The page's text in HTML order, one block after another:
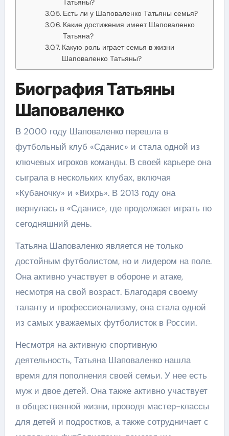
Есть ли у Шаповаленко Татьяны семья?
Какие достижения имеет Шаповаленко
Татьяна?
Какую роль играет семья в жизни
Шаповаленко Татьяны?
Биография Татьяны
Шаповаленко
В 2000 году Шаповаленко перешла в
футбольный клуб «Сданис» и стала одной из
ключевых игроков команды. В своей карьере она
сыграла в нескольких клубах, включая
«Кубаночку» и «Вихрь». В 2013 году она
вернулась в «Сданис», где продолжает играть по
сегодняшний день.
Татьяна Шаповаленко является не только
достойным футболистом, но и лидером на поле.
Она активно участвует в обороне и атаке,
несмотря на свой возраст. Благодаря своему
таланту и профессионализму, она стала одной
из самых уважаемых футболисток в России.
Несмотря на активную спортивную
деятельность, Татьяна Шаповаленко нашла
время для пополнения своей семьи. У нее есть
муж и двое детей. Она также активно участвует
в общественной жизни, проводя мастер-классы
для детей и подростков, а также сотрудничает с